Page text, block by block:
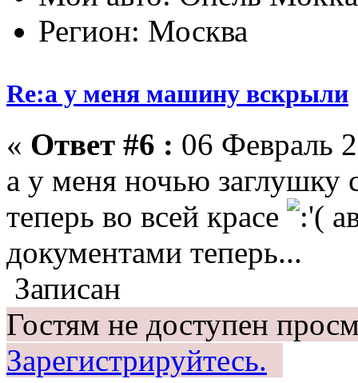
Регион: Москва
Re:а у меня машину вскрыли
« Ответ #6 : 06 Февраль
а у меня ночью заглушку
теперь во всей красе
документами теперь...
Записан
Гостям не доступен
Зарегистрируйтесь.